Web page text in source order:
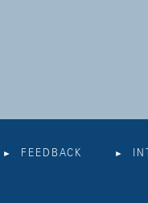
FEEDBACK